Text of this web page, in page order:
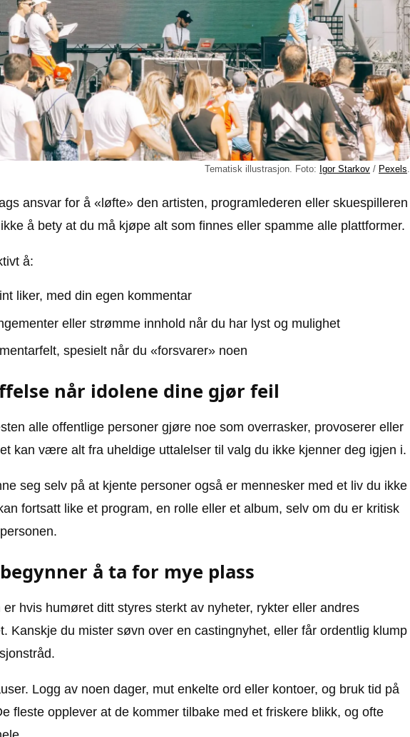
Tematisk illustrasjon. Foto: Igor Starkov / Pexels.
ansvar for å «løfte» den artisten, programlederen eller skuespilleren
å bety at du må kjøpe alt som finnes eller spamme alle plattformer.
å:
liker, med din egen kommentar
eller strømme innhold når du har lyst og mulighet
spesielt når du «forsvarer» noen
når idolene dine gjør feil
alle offentlige personer gjøre noe som overrasker, provoserer eller
kan være alt fra uheldige uttalelser til valg du ikke kjenner deg igjen i.
seg selv på at kjente personer også er mennesker med et liv du ikke
fortsatt like et program, en rolle eller et album, selv om du er kritisk
å ta for mye plass
hvis humøret ditt styres sterkt av nyheter, rykter eller andres
Kanskje du mister søvn over en castingnyhet, eller får ordentlig klump
Logg av noen dager, mut enkelte ord eller kontoer, og bruk tid på
fleste opplever at de kommer tilbake med et friskere blikk, og ofte